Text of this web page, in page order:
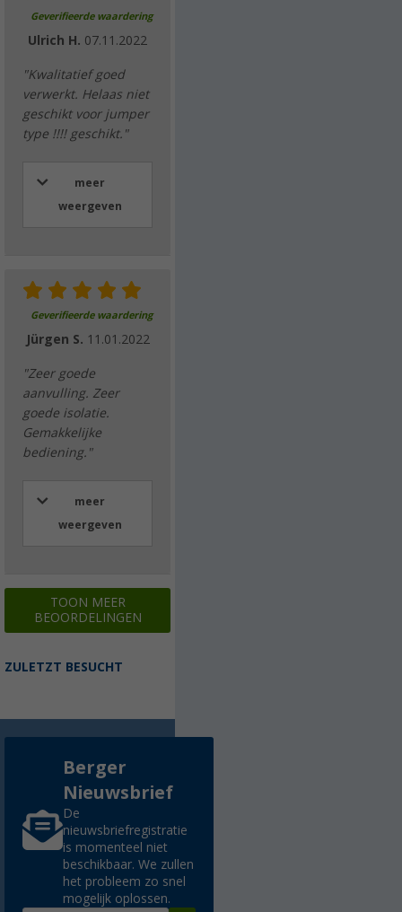
Geverifieerde waardering
Ulrich H. 07.11.2022
"Kwalitatief goed
verwerkt. Helaas niet
geschikt voor jumper
type !!!! geschikt."
meer
weergeven
Geverifieerde waardering
Jürgen S. 11.01.2022
"Zeer goede
aanvulling. Zeer
goede isolatie.
Gemakkelijke
bediening."
meer
weergeven
TOON MEER
BEOORDELINGEN
ZULETZT BESUCHT
Berger
Nieuwsbrief
De
nieuwsbriefregistratie
is momenteel niet
beschikbaar. We zullen
het probleem zo snel
mogelijk oplossen.